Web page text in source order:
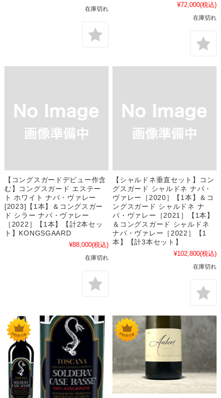
在庫切れ
¥72,000(税込)
在庫切れ
【コングスガードデビュー作含
む】コングスガード エステー
ト ホワイト ナパ・ヴァレー
[2023]【1本】＆コングスガー
ド シラー ナパ・ヴァレー
［2022］【1本】【計2本セッ
ト】KONGSGAARD
¥88,000(税込)
在庫切れ
【シャルドネ垂直セット】コン
グスガード シャルドネ ナパ・
ヴァレー［2020］【1本】＆コ
ングスガード シャルドネ ナ
パ・ヴァレー［2021］【1本】
＆コングスガード シャルドネ
ナパ・ヴァレー［2022］【1
本】【計3本セット】
¥102,800(税込)
在庫切れ